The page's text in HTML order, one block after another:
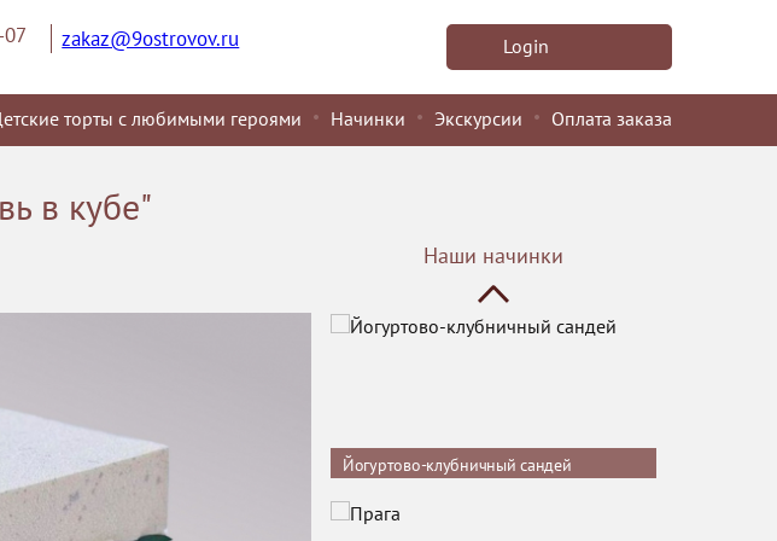
zakaz@9ostrovov.ru Login
торты с любимыми героями Начинки Экскурсии Оплата заказа
в кубе"
Наши начинки
Заказы на муссовые начинки
принимаются за 3 дня.
Заказы на муссовые начинки
принимаются за 3 дня.
Йогуртово-клубничный сандей